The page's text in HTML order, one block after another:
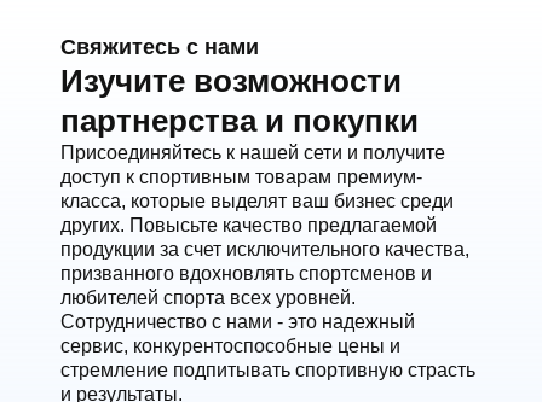
Свяжитесь с нами
Изучите возможности
партнерства и покупки
Присоединяйтесь к нашей сети и получите
доступ к спортивным товарам премиум-
класса, которые выделят ваш бизнес среди
других. Повысьте качество предлагаемой
продукции за счет исключительного качества,
призванного вдохновлять спортсменов и
любителей спорта всех уровней.
Сотрудничество с нами - это надежный
сервис, конкурентоспособные цены и
стремление подпитывать спортивную страсть
и результаты.